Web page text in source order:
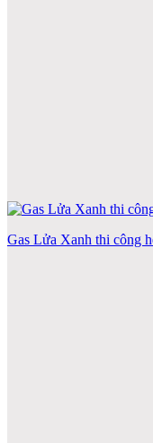
Gas Lửa Xanh thi công